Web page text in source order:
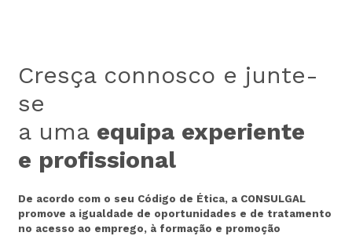
Cresça connosco e junte-
se
a uma equipa experiente
e profissional
De acordo com o seu Código de Ética, a CONSULGAL
promove a igualdade de oportunidades e de tratamento
no acesso ao emprego, à formação e promoção